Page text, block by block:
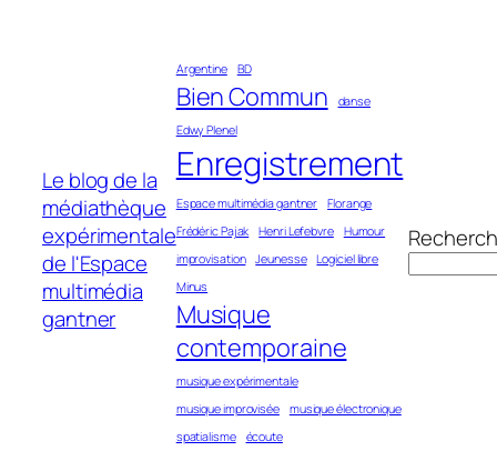
Le blog de la
médiathèque
expérimentale
de l'Espace
multimédia
gantner
Argentine BD
Bien Commun
danse
Edwy Plenel
Enregistrement
Espace multimédia gantner
Florange
Frédéric Pajak
Henri Lefebvre
Humour
improvisation
Jeunesse
Logiciel libre
Minus
Musique
contemporaine
musique expérimentale
musique improvisée
musique électronique
spatialisme
écoute